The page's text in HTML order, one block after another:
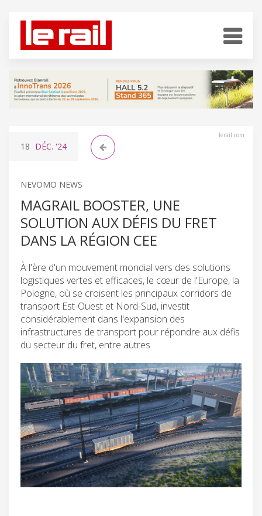
lerail.com
18 DÉC. '24
NEVOMO NEWS
MAGRAIL BOOSTER, UNE
SOLUTION AUX DÉFIS DU FRET
DANS LA RÉGION CEE
À l'ère d'un mouvement mondial vers des solutions
logistiques vertes et efficaces, le cœur de l'Europe, la
Pologne, où se croisent les principaux corridors de
transport Est-Ouest et Nord-Sud, investit
considérablement dans l'expansion des
infrastructures de transport pour répondre aux défis
du secteur du fret, entre autres.